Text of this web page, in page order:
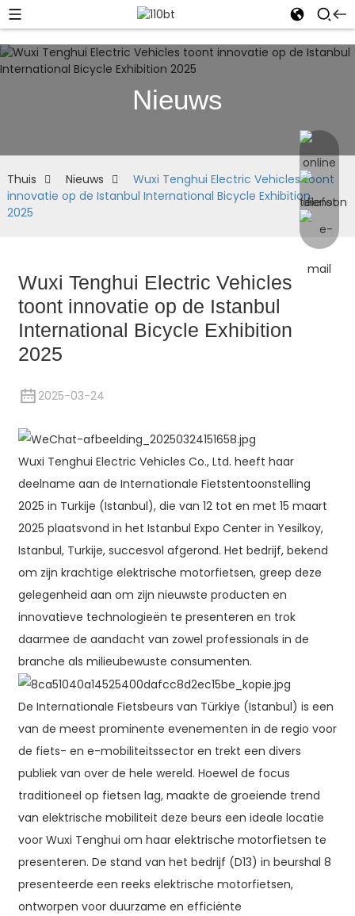
Nieuws
Thuis Nieuws
Wuxi Tenghui Electric Vehicles toont
innovatie op de Istanbul International Bicycle Exhibition
2025
Wuxi Tenghui Electric Vehicles
toont innovatie op de Istanbul
International Bicycle Exhibition
2025
2025-03-24
Wuxi Tenghui Electric Vehicles Co., Ltd. heeft haar
deelname aan de Internationale Fietstentoonstelling
2025 in Turkije (Istanbul), die van 12 tot en met 15 maart
2025 plaatsvond in het Istanbul Expo Center in Yesilkoy,
Istanbul, Turkije, succesvol afgerond. Het bedrijf, bekend
om zijn krachtige elektrische motorfietsen, greep deze
gelegenheid aan om zijn nieuwste producten en
innovatieve technologieën te presenteren en trok
daarmee de aandacht van zowel professionals in de
branche als milieubewuste consumenten.
De Internationale Fietsbeurs van Türkiye (Istanbul) is een
van de meest prominente evenementen in de regio voor
de fiets- en e-mobiliteitssector en trekt een divers
publiek van over de hele wereld. Hoewel de focus
traditioneel op fietsen lag, maakte de groeiende trend
van elektrische mobiliteit deze beurs een ideale locatie
voor Wuxi Tenghui om haar elektrische motorfietsen te
presenteren. De stand van het bedrijf (D13) in beurshal 8
presenteerde een reeks elektrische motorfietsen,
ontworpen voor duurzame en efficiënte